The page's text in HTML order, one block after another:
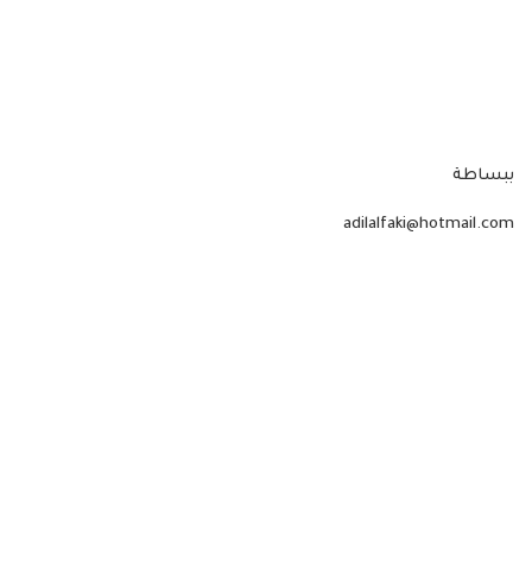
ببساطة
adilalfaki@hotmail.com